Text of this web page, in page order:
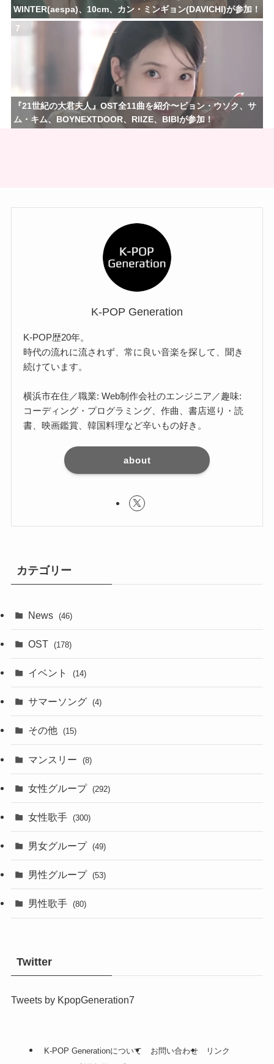
WINTER(aespa)、10cm、カン・ミンギョン(DAVICHI)が参加！
7
『21世紀の大君夫人』OST全11曲を紹介〜ビョン・ウソク、サ
ム・キム、BOYNEXTDOOR、RIIZE、BIBIが参加！
K-POP Generation
K-POP歴20年。
時代の流れに流されず、常に良い音楽を探して、聞き
続けています。
横浜市在住／職業: Web制作会社のエンジニア／趣味:
コーディング・プログラミング、作曲、書店巡り・読
書、映画鑑賞、韓国料理など辛いもの好き。
about
カテゴリー
News (46)
OST (178)
イベント (14)
サマーソング (4)
その他 (15)
マンスリー (8)
女性グループ (292)
女性歌手 (300)
男女グループ (49)
男性グループ (53)
男性歌手 (80)
Twitter
Tweets by KpopGeneration7
K-POP Generationについて お問い合わせ
リンク